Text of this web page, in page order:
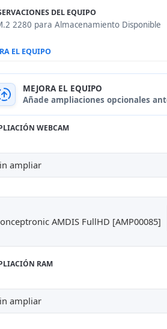
DEL EQUIPO
2280 para Almacenamiento Disponible
MEJORA EL EQUIPO
Añade ampliaciones opcionales
WEBCAM
ampliar
AMDIS FullHD [AMP00085]
RAM
ampliar